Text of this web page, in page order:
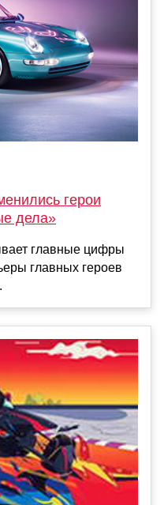
герои
дела»
главные цифры
главных героев